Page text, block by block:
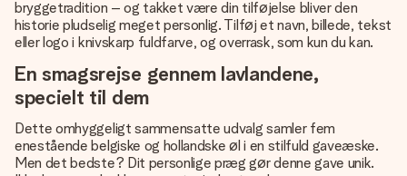
bryggetradition – og takket være din tilføjelse bliver den
historie pludselig meget personlig. Tilføj et navn, billede, tekst
eller logo i knivskarp fuldfarve, og overrask, som kun du kan.
En smagsrejse gennem lavlandene,
specielt til dem
Dette omhyggeligt sammensatte udvalg samler fem
enestående belgiske og hollandske øl i en stilfuld gaveæske.
Men det bedste? Dit personlige præg gør denne gave unik.